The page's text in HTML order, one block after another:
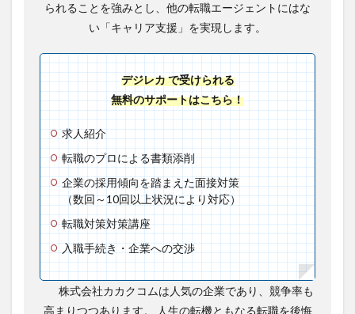
られることを強みとし、他の転職エージェントにはな
い「キャリア支援」を実現します。
デジレカ で受けられる
無料のサポートはこちら！
求人紹介
転職のプロによる書類添削
企業の採用傾向を踏まえた面接対策
（数回～10回以上状況により対応）
転職対策対策講座
入職手続き・企業への交渉
株式会社カカクコムは人気の企業であり、競争率も
高まりつつあります。 人生の転機ともなる転職を後悔